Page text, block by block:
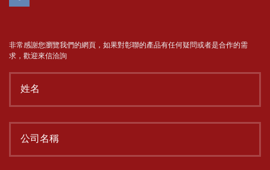
非常感謝您瀏覽我們的網頁，如果對彰聯的產品有任何疑問或者是合作的需
求，歡迎來信洽詢